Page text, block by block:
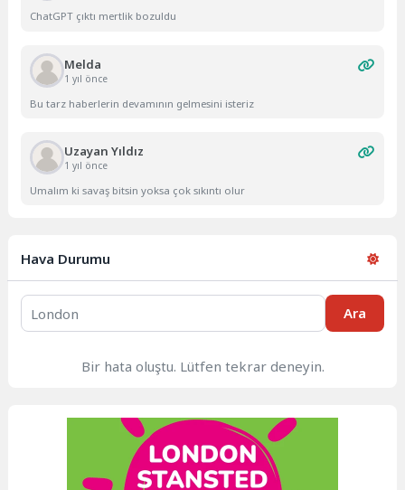
ChatGPT çıktı mertlik bozuldu
Melda
1 yıl önce
Bu tarz haberlerin devamının gelmesini isteriz
Uzayan Yıldız
1 yıl önce
Umalım ki savaş bitsin yoksa çok sıkıntı olur
Hava Durumu
Ara
Bir hata oluştu. Lütfen tekrar deneyin.